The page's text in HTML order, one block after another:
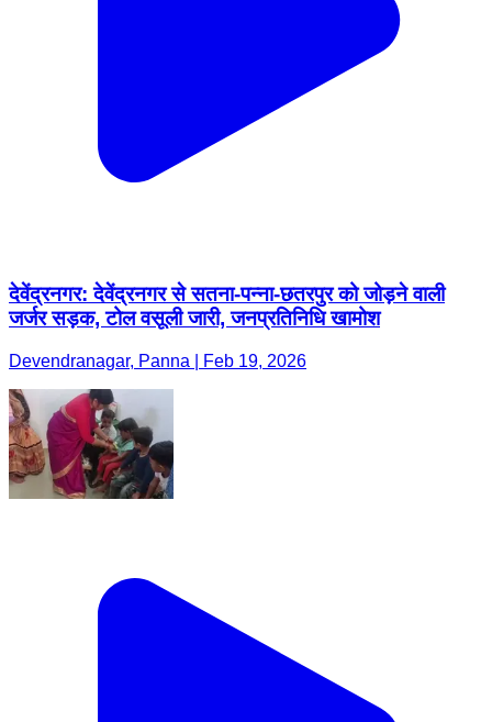
देवेंद्रनगर: देवेंद्रनगर से सतना-पन्ना-छतरपुर को जोड़ने वाली
जर्जर सड़क, टोल वसूली जारी, जनप्रतिनिधि खामोश
Devendranagar, Panna | Feb 19, 2026